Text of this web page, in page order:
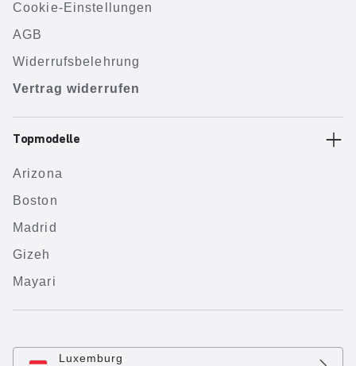
Cookie-Einstellungen
AGB
Widerrufsbelehrung
Vertrag widerrufen
Topmodelle
Arizona
Boston
Madrid
Gizeh
Mayari
Luxemburg